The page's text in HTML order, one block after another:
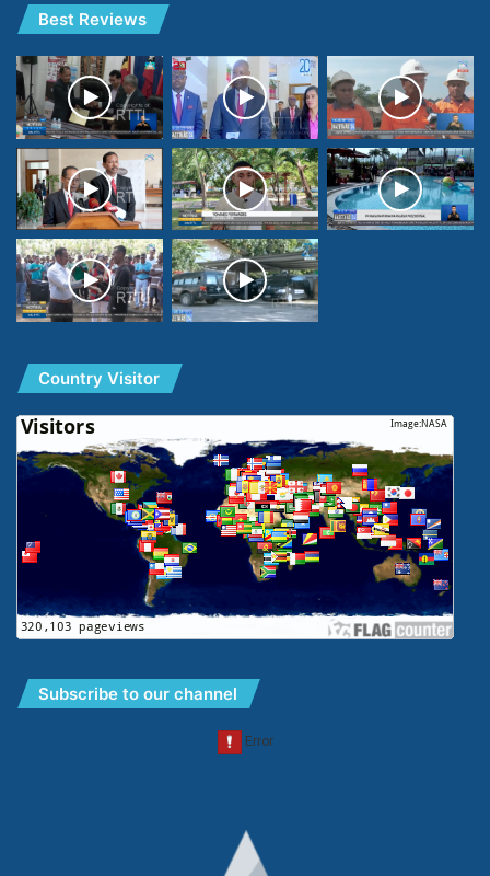
Best Reviews
Country Visitor
Subscribe to our channel